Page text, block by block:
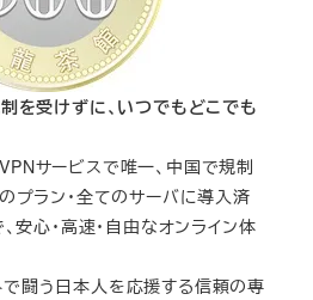
を受けずに、いつでもどこでも
サービスで唯一、中国で規制
プラン・全てのサーバに導入済
安心・高速・自由なオンライン体
闘う日本人を応援する信頼の専